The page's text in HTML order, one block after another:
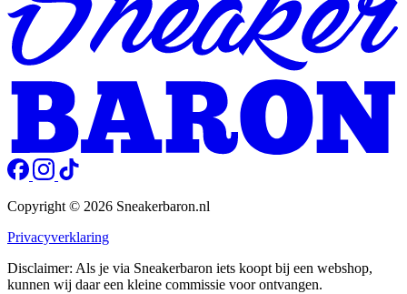
Copyright © 2026 Sneakerbaron.nl
Privacyverklaring
Disclaimer: Als je via Sneakerbaron iets koopt bij een webshop,
kunnen wij daar een kleine commissie voor ontvangen.